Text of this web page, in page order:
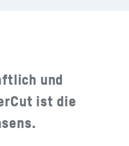
und
ist die